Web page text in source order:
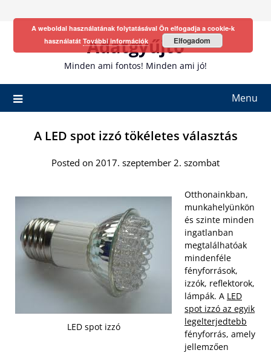
Adatgyűjtő
Minden ami fontos! Minden ami jó!
Menu
A LED spot izzó tökéletes választás
Posted on 2017. szeptember 2. szombat
LED spot izzó
Otthonainkban,
munkahelyünkön
és szinte minden
ingatlanban
megtalálhatóak
mindenféle
fényforrások,
izzók, reflektorok,
lámpák. A LED
spot izzó az egyik
legelterjedtebb
fényforrás, amely
jellemzően
A weboldal használatának folytatásával Ön elfogadja a cookie-k
használatát További információk Elfogadom